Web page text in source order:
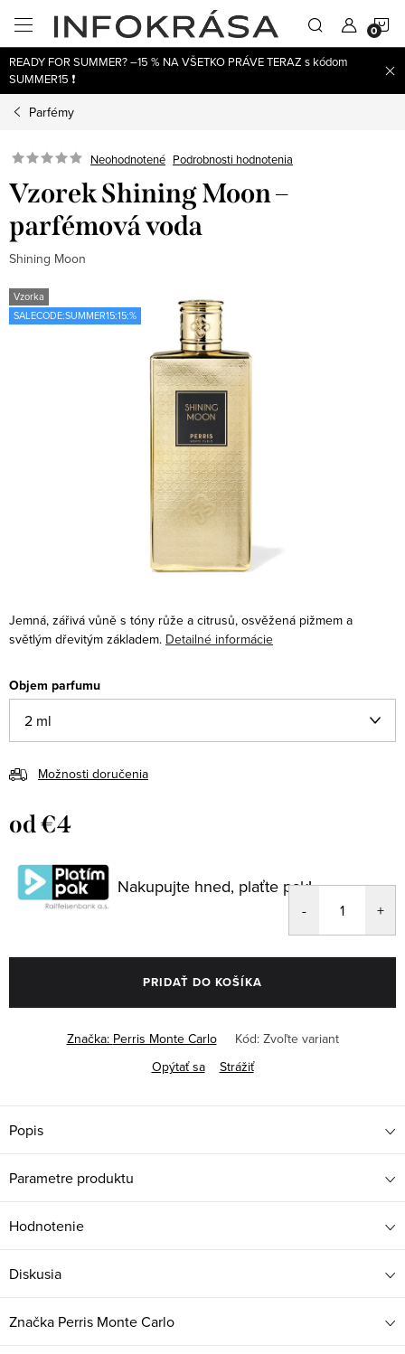
obsah
READY FOR SUMMER? –15 % NA VŠETKO PRÁVE TERAZ s kódom
SUMMER15 ❗
Parfémy
Neohodnotené Podrobnosti hodnotenia
Vzorek Shining Moon –
parfémová voda
Shining Moon
Vzorka
SALECODE:SUMMER15:15:%
Jemná, zářivá vůně s tóny růže a citrusů, osvěžená pižmem a
světlým dřevitým základem. Detailné informácie
Objem parfumu
Možnosti doručenia
od€4
cena:
Nakupujte hned, plaťte pak!
PRIDAŤ DO KOŠÍKA
Značka: Perris Monte Carlo Kód: Zvoľte variant
Opýtať sa
Strážiť
Popis
Parametre produktu
Hodnotenie
Diskusia
Značka Perris Monte Carlo